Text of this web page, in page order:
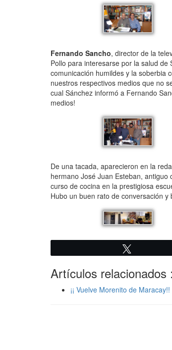
Fernando Sancho, director de la
Pollo para interesarse por la salud de
comunicación humildes y la soberbia
nuestros respectivos medios que no
cual Sánchez informó a Fernando
medios!
De una tacada, aparecieron en la
hermano José Juan Esteban,
curso de cocina en la prestigiosa
Hubo un buen rato de conversación
Artículos relacionados :
¡¡ Vuelve Morenito de Maracay!!